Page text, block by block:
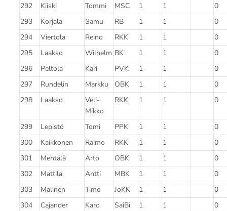
292
Kiiski Tommi MSC 1 1
0
293
Korjala Samu RB 1 1
0
294
Viertola Reino RKK 1 1
0
295
Laakso Wilhelm BK 1 1
0
296
Peltola Kari PVK 1 1
0
297
Rundelin Markku OBK 1 1
0
298
Laakso
Veli-
Mikko
RKK 1 1 0
299 Lepistö Tomi PPK 1 1
0
300
Kaikkonen Raimo RKK 1 1
0
301
Mehtälä Arto OBK 1 1
0
302
Mattila Antti MBK 1 1
0
303
Malinen Timo JoKK 1 1
0
304
Cajander Karo SaiBi 1 1
0